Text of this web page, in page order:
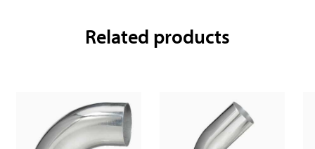
Related products